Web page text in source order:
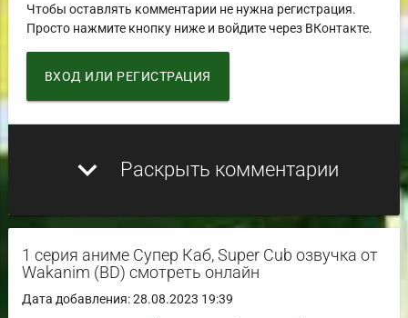
Чтобы оставлять комментарии не нужна регистрация.
Просто нажмите кнопку ниже и войдите через ВКонтакте.
ВХОД ИЛИ РЕГИСТРАЦИЯ
expand_more Раскрыть комментарии
1 серия аниме Супер Каб, Super Cub озвучка от
Wakanim (BD) смотреть онлайн
Дата добавления: 28.08.2023 19:39